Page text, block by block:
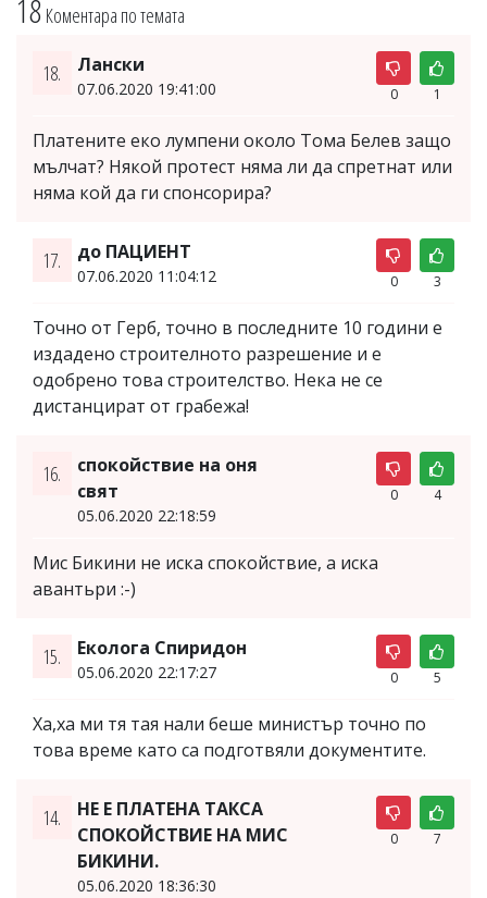
18 Коментара по темата
18. Лански
07.06.2020 19:41:00 0 1
Платените еко лумпени около Тома Белев защо
мълчат? Някой протест няма ли да спретнат или
няма кой да ги спонсорира?
17. до ПАЦИЕНТ
07.06.2020 11:04:12 0 3
Точно от Герб, точно в последните 10 години е
издадено строителното разрешение и е
одобрено това строителство. Нека не се
дистанцират от грабежа!
16.
спокойствие на оня
свят
05.06.2020 22:18:59
0 4
Мис Бикини не иска спокойствие, а иска
авантьри :-)
15. Еколога Спиридон
05.06.2020 22:17:27 0 5
Ха,ха ми тя тая нали беше министър точно по
това време като са подготвяли документите.
14.
НЕ Е ПЛАТЕНА ТАКСА
СПОКОЙСТВИЕ НА МИС
БИКИНИ.
05.06.2020 18:36:30
0 7